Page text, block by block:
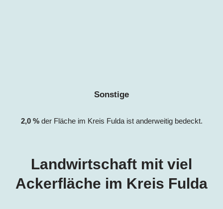
Sonstige
2,0 %der Fläche im Kreis Fulda ist anderweitig bedeckt.
Landwirtschaft mit viel
Ackerfläche im Kreis Fulda